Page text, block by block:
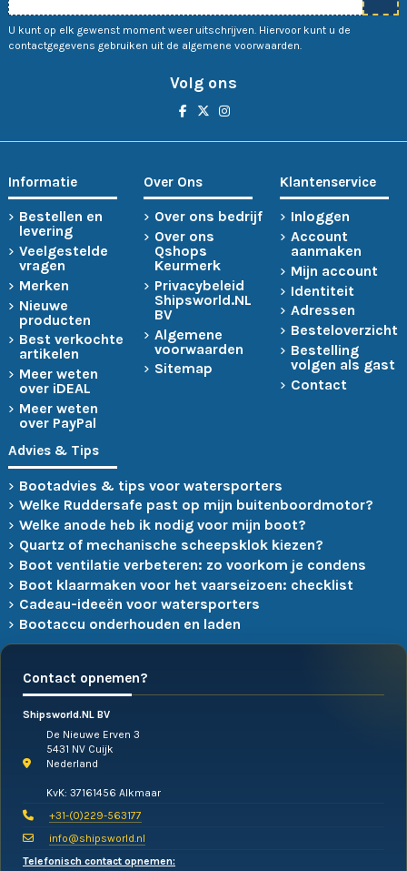
U kunt op elk gewenst moment weer uitschrijven. Hiervoor kunt u de
contactgegevens gebruiken uit de algemene voorwaarden.
Volg ons
Informatie
Bestellen en
levering
Veelgestelde
vragen
Merken
Nieuwe
producten
Best verkochte
artikelen
Meer weten
over iDEAL
Meer weten
over PayPal
Over Ons
Over ons bedrijf
Over ons
Qshops
Keurmerk
Privacybeleid
Shipsworld.NL
BV
Algemene
voorwaarden
Sitemap
Klantenservice
Inloggen
Account
aanmaken
Mijn account
Identiteit
Adressen
Besteloverzicht
Bestelling
volgen als gast
Contact
Advies & Tips
Bootadvies & tips voor watersporters
Welke Ruddersafe past op mijn buitenboordmotor?
Welke anode heb ik nodig voor mijn boot?
Quartz of mechanische scheepsklok kiezen?
Boot ventilatie verbeteren: zo voorkom je condens
Boot klaarmaken voor het vaarseizoen: checklist
Cadeau-ideeën voor watersporters
Bootaccu onderhouden en laden
Contact opnemen?
Shipsworld.NL BV
De Nieuwe Erven 3
5431 NV Cuijk
Nederland
KvK: 37161456 Alkmaar
+31-(0)229-563177
info@shipsworld.nl
Telefonisch contact opnemen: